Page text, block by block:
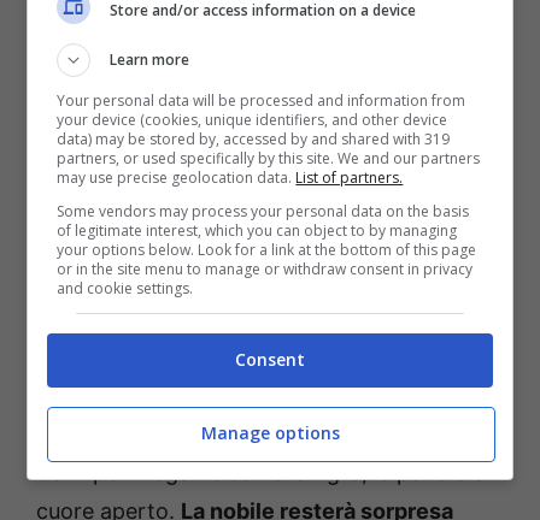
La Promessa anticipazioni: Lope è disperato, questa volta
Vera non vuole tornare indietro (Foto Mediaset Infinity)
ot11ot2.it
Lope sarà disperato e, nonostante sia a
conoscenza del disappunto della duchessa di
cuore aperto. La nobile resterà sorpresa
Store and/or access information on a device
Learn more
Your personal data will be processed and information from
your device (cookies, unique identifiers, and other device
data) may be stored by, accessed by and shared with 319
partners, or used specifically by this site. We and our partners
may use precise geolocation data. List of partners.
Some vendors may process your personal data on the basis
of legitimate interest, which you can object to by managing
your options below. Look for a link at the bottom of this page
or in the site menu to manage or withdraw consent in privacy
and cookie settings.
Consent
Manage options